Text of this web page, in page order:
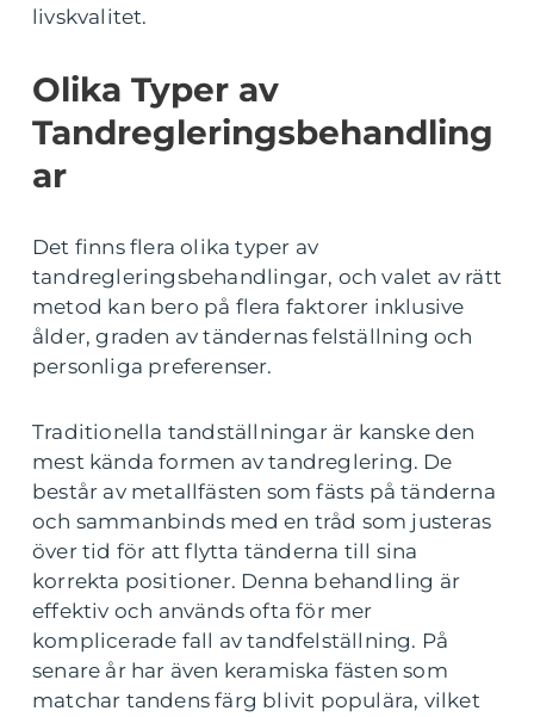
livskvalitet.
Olika Typer av
Tandregleringsbehandling
ar
Det finns flera olika typer av
tandregleringsbehandlingar, och valet av rätt
metod kan bero på flera faktorer inklusive
ålder, graden av tändernas felställning och
personliga preferenser.
Traditionella tandställningar är kanske den
mest kända formen av tandreglering. De
består av metallfästen som fästs på tänderna
och sammanbinds med en tråd som justeras
över tid för att flytta tänderna till sina
korrekta positioner. Denna behandling är
effektiv och används ofta för mer
komplicerade fall av tandfelställning. På
senare år har även keramiska fästen som
matchar tandens färg blivit populära, vilket